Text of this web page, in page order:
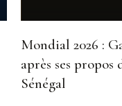
Mondial 2026 :
après ses propos
Sénégal